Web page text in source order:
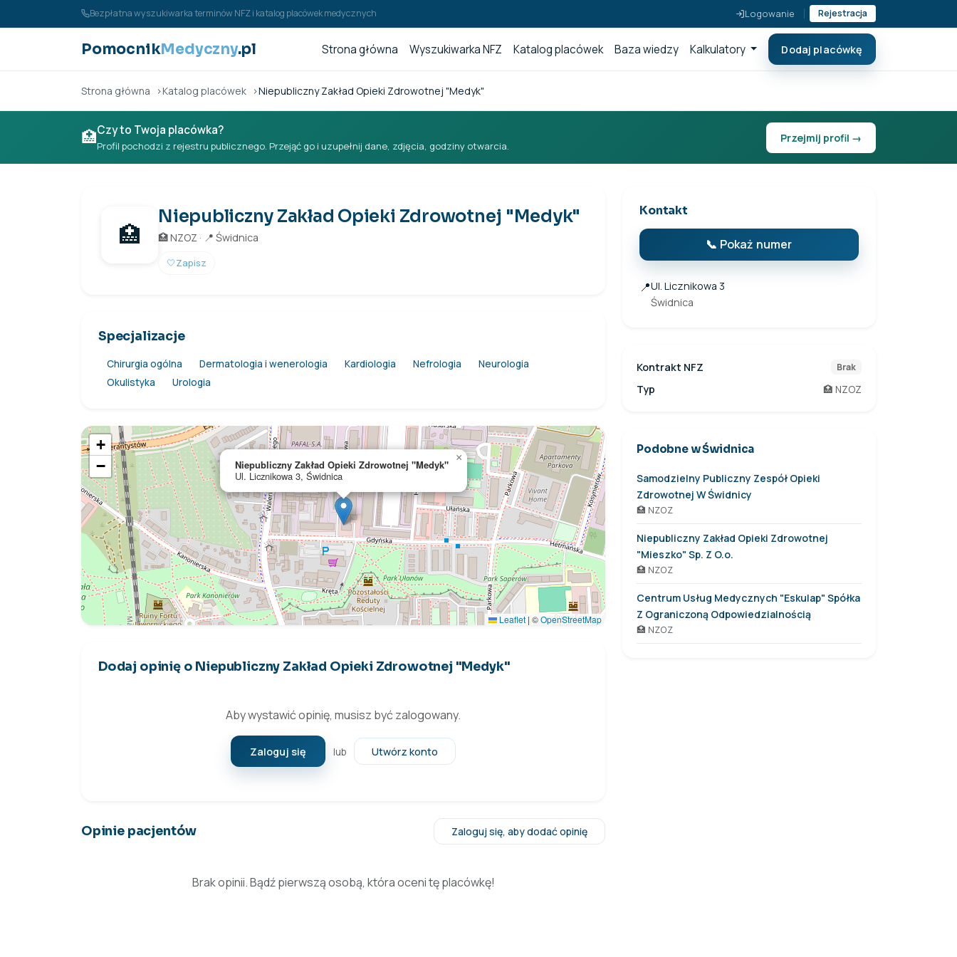
Przejdź do treści Bezpłatna wyszukiwarka terminów NFZ i katalog placówek medycznych Logowanie Rejestracja
PomocnikMedyczny.pl Strona główna Wyszukiwarka NFZ Katalog placówek Baza wiedzy Kalkulatory Dodaj placówkę
Strona główna Katalog placówek Niepubliczny Zakład Opieki Zdrowotnej "Medyk"
🏥Czy to Twoja placówka?
Profil pochodzi z rejestru publicznego. Przejąć go i uzupełnij dane, zdjęcia, godziny otwarcia.
Przejmij profil →
🏥
Niepubliczny Zakład Opieki Zdrowotnej "Medyk"
🏥 NZOZ · 📍 Świdnica
🤍Zapisz
Specjalizacje
Chirurgia ogólna Dermatologia i wenerologia Kardiologia Nefrologia
Neurologia
Okulistyka
Urologia
Niepubliczny Zakład Opieki Zdrowotnej "Medyk"
Ul. Licznikowa 3, Świdnica
×
+
−
Leaflet | ©OpenStreetMap
Dodaj opinię o Niepubliczny Zakład Opieki Zdrowotnej "Medyk"
Aby wystawić opinię, musisz być zalogowany.
Zaloguj się lub Utwórz konto
Opinie pacjentów Zaloguj się, aby dodać opinię
Brak opinii. Bądź pierwszą osobą, która oceni tę placówkę!
Kontakt
📞 Pokaż numer
📍Ul. Licznikowa 3
Świdnica
Kontrakt NFZ Brak
Typ 🏥 NZOZ
Podobne w Świdnica
Samodzielny Publiczny Zespół Opieki
Zdrowotnej W Świdnicy
🏥 NZOZ
Niepubliczny Zakład Opieki Zdrowotnej
"Mieszko" Sp. Z O.o.
🏥 NZOZ
Centrum Usług Medycznych "Eskulap" Spółka
Z Ograniczoną Odpowiedzialnością
🏥 NZOZ